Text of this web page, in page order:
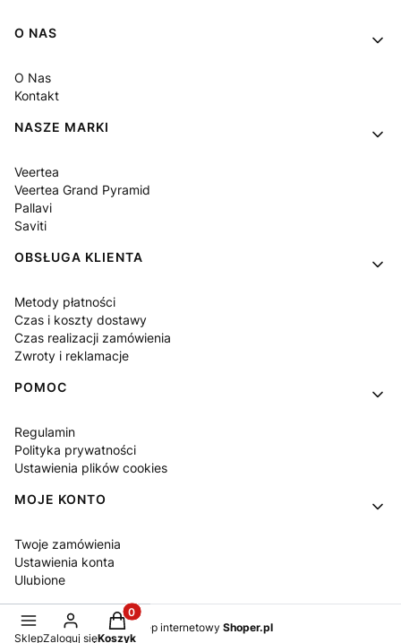
Linki w stopce
O NAS
O Nas
Kontakt
NASZE MARKI
Veertea
Veertea Grand Pyramid
Pallavi
Saviti
OBSŁUGA KLIENTA
Metody płatności
Czas i koszty dostawy
Czas realizacji zamówienia
Zwroty i reklamacje
POMOC
Regulamin
Polityka prywatności
Ustawienia plików cookies
MOJE KONTO
Twoje zamówienia
Ustawienia konta
Ulubione
Sklep internetowy Shoper.pl
SklepZaloguj się
Produkty w koszyku: 0. Zobacz szczegóły
Koszyk